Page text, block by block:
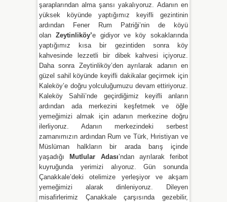
şaraplarından alma şansı yakalıyoruz.
Adanın en
yüksek
köyünde yaptığımız keyifli gezintinin
ardından Fener Rum Patriği’nin de köyü
olan Zeytinliköy’e
gidiyor ve köy sokaklarında
yaptığımız kısa bir gezintiden sonra köy
kahvesinde lezzetli bir dibek kahvesi içiyoruz.
Daha sonra Zeytinliköy’den ayrılarak adanın en
güzel sahil köyünde keyifli dakikalar geçirmek için
Kaleköy’e doğru yolculuğumuzu devam ettiriyoruz.
Kaleköy Sahili’nde geçirdiğimiz keyifli anların
ardından ada merkezini keşfetmek ve öğle
yemeğimizi almak için adanın merkezine doğru
ilerliyoruz. Adanın merkezindeki serbest
zamanımızın ardından Rum ve Türk, Hıristiyan ve
Müslüman halkların bir arada barış içinde
yaşadığı
Mutlular Adası’ndan ayrılarak feribot
kuyruğunda yerimizi alıyoruz. Gün sonunda
Çanakkale’deki otelimize yerleşiyor ve akşam
yemeğimizi alarak dinleniyoruz. Dileyen
misafirlerimiz Çanakkale çarşısında gezebilir,